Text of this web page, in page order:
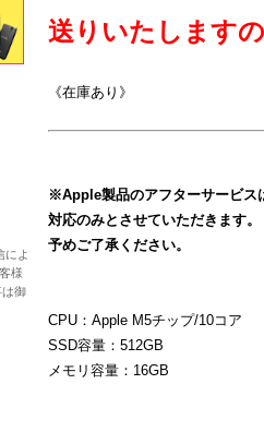
送りいたします
《在庫あり》
※Apple製品のアフターサービス
対応のみとさせていただきます。
予めご了承ください。
CPU：Apple M5チップ/10コア
SSD容量：512GB
メモリ容量：16GB
によ
様
は御